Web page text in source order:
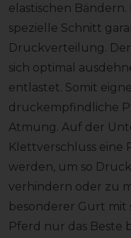
elastischen
spezielle Schnitt
Druckverteilung.
sich optimal
entlastet. Somit
druckempfindliche
Atmung. Auf der
Klettverschluss eine
werden, um so
verhindern oder zu
besonderer Gurt mit
Pferd nur das Beste